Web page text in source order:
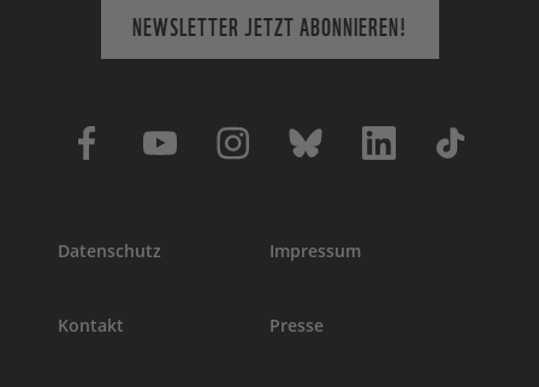
NEWSLETTER JETZT ABONNIEREN!
Datenschutz Impressum
Kontakt Presse